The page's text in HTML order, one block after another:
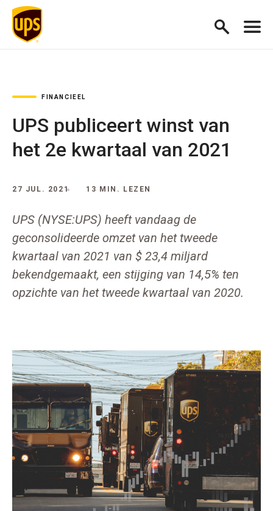
FINANCIEEL
UPS publiceert winst van
het 2e kwartaal van 2021
27 JUL. 2021 13 MIN. LEZEN
UPS (NYSE:UPS) heeft vandaag de
geconsolideerde omzet van het tweede
kwartaal van 2021 van $ 23,4 miljard
bekendgemaakt, een stijging van 14,5% ten
opzichte van het tweede kwartaal van 2020.